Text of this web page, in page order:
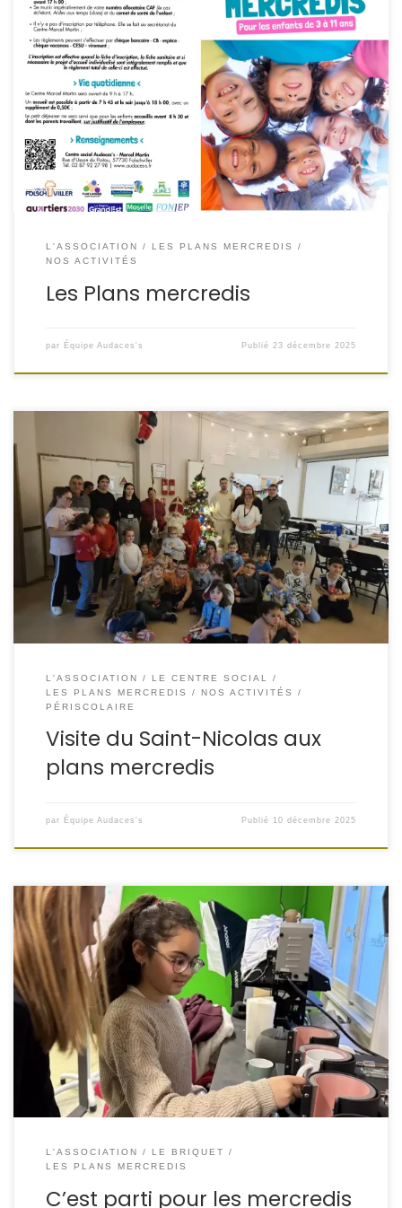
Les mercredis s’annoncent ludiques, créatifs et
dynamiques pour les enfants au Centre social Audaces’s
– Marcel Martin ! Un programme varié mêlant activités
manuelles, sport, jeux, numérique et découvertes attend
les jeunes tout au long des mois de janvier et février
Au programme :
Activités manuelles d’hiver
(couronne, […]
L'ASSOCIATION
LES PLANS MERCREDIS
NOS ACTIVITÉS
Les Plans mercredis
par Équipe Audaces's Publié23 décembre 2025
Ce mercredi, les loulous des plans mercredis ont reçu la
visite du Saint-Nicolas ! Ces derniers ont été
récompensés pour leur gentillesse avec des chocolats !
L'ASSOCIATION
LE CENTRE SOCIAL
LES PLANS MERCREDIS
NOS ACTIVITÉS
PÉRISCOLAIRE
Visite du Saint-Nicolas aux
plans mercredis
par Équipe Audaces's Publié 10 décembre 2025
Pour cette première séance, les enfants ont participé à
deux ateliers : Ils ont découvert comment fonctionnent les
machines, compris chaque étape… et surtout, ils ont déjà
pu créer leurs premières réalisations ! Un super moment
de découverte, de créativité et de fierté pour eux. On se
retrouve la semaine […]
L'ASSOCIATION
LE BRIQUET
LES PLANS MERCREDIS
C’est parti pour les mercredis